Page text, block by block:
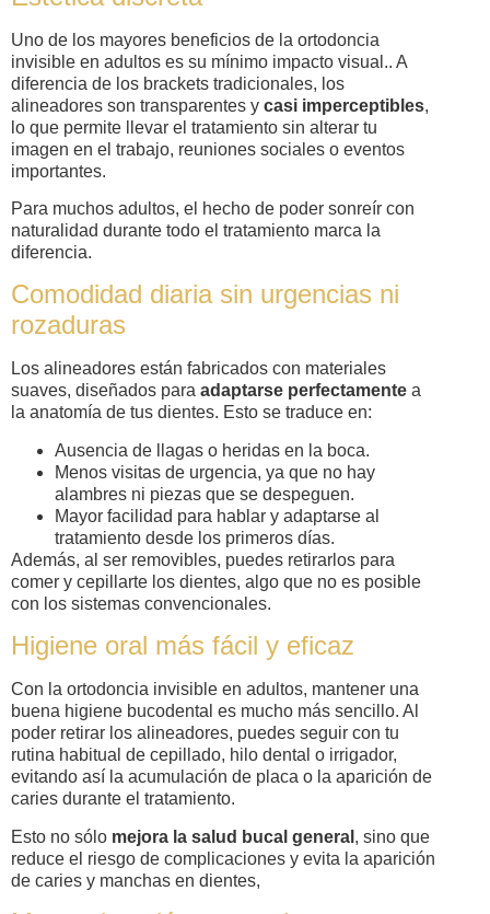
Uno de los mayores beneficios de la ortodoncia
invisible en adultos es su mínimo impacto visual.. A
diferencia de los brackets tradicionales, los
alineadores son transparentes y casi imperceptibles,
lo que permite llevar el tratamiento sin alterar tu
imagen en el trabajo, reuniones sociales o eventos
importantes.
Para muchos adultos, el hecho de poder sonreír con
naturalidad durante todo el tratamiento marca la
diferencia.
Comodidad diaria sin urgencias ni
rozaduras
Los alineadores están fabricados con materiales
suaves, diseñados para adaptarse perfectamente a
la anatomía de tus dientes. Esto se traduce en:
Ausencia de llagas o heridas en la boca.
Menos visitas de urgencia, ya que no hay
alambres ni piezas que se despeguen.
Mayor facilidad para hablar y adaptarse al
tratamiento desde los primeros días.
Además, al ser removibles, puedes retirarlos para
comer y cepillarte los dientes, algo que no es posible
con los sistemas convencionales.
Higiene oral más fácil y eficaz
Con la ortodoncia invisible en adultos, mantener una
buena higiene bucodental es mucho más sencillo. Al
poder retirar los alineadores, puedes seguir con tu
rutina habitual de cepillado, hilo dental o irrigador,
evitando así la acumulación de placa o la aparición de
caries durante el tratamiento.
Esto no sólo mejora la salud bucal general , sino que
reduce el riesgo de complicaciones y evita la aparición
de caries y manchas en dientes,